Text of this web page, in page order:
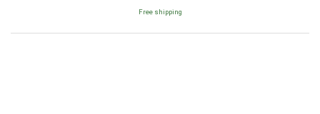
Free shipping